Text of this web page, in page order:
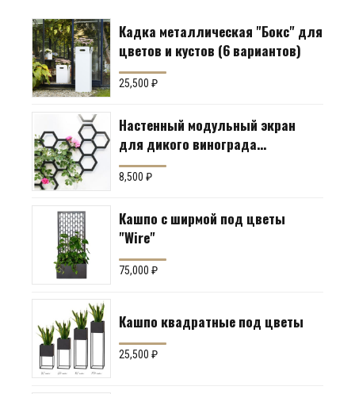
Кадка металлическая "Бокс" для
цветов и кустов (6 вариантов)
25,500₽
Настенный модульный экран
для дикого винограда
"Коллекция Соты"
8,500₽
Кашпо с ширмой под цветы
"Wire"
75,000₽
Кашпо квадратные под цветы
25,500₽